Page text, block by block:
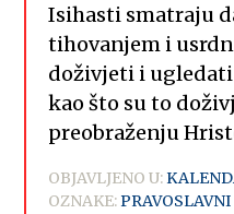
Isihasti smatraju
tihovanjem i
doživjeti i
kao što su to
preobraženju
OBJAVLJENO U:
OZNAKE:PRAVOSLAVNI